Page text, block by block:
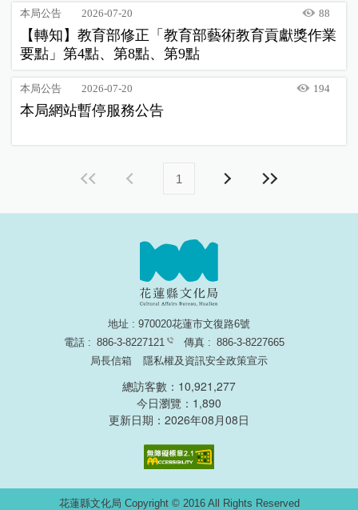
本局公告 2026-07-20 88
【轉知】教育部修正「教育部藝術教育貢獻獎作業
要點」第4點、第8點、第9點
本局公告 2026-07-20 194
本局網站暫停服務公告
1
地址 : 970020花蓮市文復路6號
電話 : 886-3-8227121 傳真 : 886-3-8227665
局長信箱
隱私權及資訊安全政策宣示
總訪客數：10,921,277
今日瀏覽：1,890
更新日期：2026年08月08日
花蓮縣文化局 Copyright © 2016 All Rights Reserved